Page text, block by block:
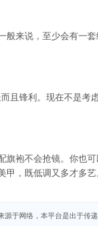
来说，至少会有一套
锋利。现在不是考
袍不会抢镜。你也可
甲，既低调又多才多艺
于网络，本平台是出于传